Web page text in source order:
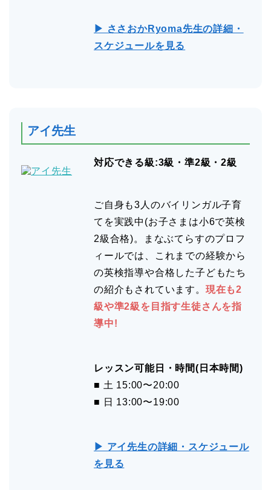
▶ ささおかRyoma先生の詳細・
スケジュールを見る
アイ先生
対応できる級:3級・準2級・2級
ご自身も3人のバイリンガル子育
てを実践中(お子さまは小6で英検
2級合格)。まなぶてらすのプロフ
ィールでは、これまでの経験から
の英検指導や合格した子どもたち
の紹介もされています。 現在も2
級や準2級を目指す生徒さんを指
導中!
レッスン可能日・時間(日本時間)
■ 土 15:00〜20:00
■ 日 13:00〜19:00
▶ アイ先生の詳細・スケジュール
を見る